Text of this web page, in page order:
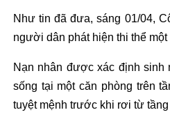
Như tin đã đưa, sáng 01/04,
người dân phát hiện thi thể
Nạn nhân được xác định sinh
sống tại một căn phòng trên
tuyệt mệnh trước khi rơi từ